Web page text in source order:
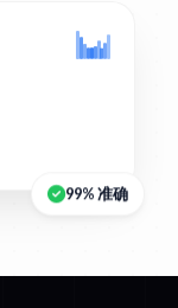
99% 准确